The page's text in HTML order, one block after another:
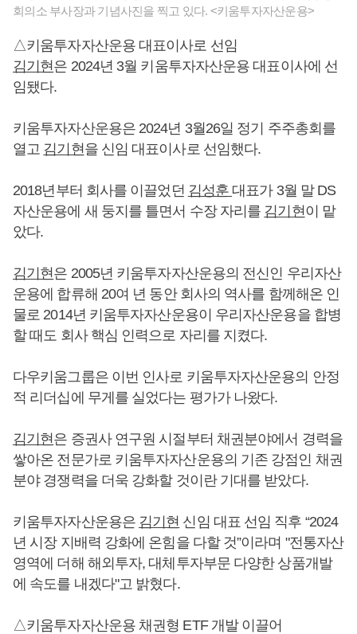
회의소 부사장과 기념사진을 찍고 있다. <키움투자자산운용>
△키움투자자산운용 대표이사로 선임
김기현은 2024년 3월 키움투자자산운용 대표이사에 선
임됐다.
키움투자자산운용은 2024년 3월26일 정기 주주총회를
열고 김기현을 신임 대표이사로 선임했다.
2018년부터 회사를 이끌었던 김성훈 대표가 3월 말 DS
자산운용에 새 둥지를 틀면서 수장 자리를 김기현이 맡
았다.
김기현은 2005년 키움투자자산운용의 전신인 우리자산
운용에 합류해 20여 년 동안 회사의 역사를 함께해온 인
물로 2014년 키움투자자산운용이 우리자산운용을 합병
할 때도 회사 핵심 인력으로 자리를 지켰다.
다우키움그룹은 이번 인사로 키움투자자산운용의 안정
적 리더십에 무게를 실었다는 평가가 나왔다.
김기현은 증권사 연구원 시절부터 채권분야에서 경력을
쌓아온 전문가로 키움투자자산운용의 기존 강점인 채권
분야 경쟁력을 더욱 강화할 것이란 기대를 받았다.
키움투자자산운용은 김기현 신임 대표 선임 직후 “2024
년 시장 지배력 강화에 온힘을 다할 것”이라며 "전통자산
영역에 더해 해외투자, 대체투자부문 다양한 상품개발
에 속도를 내겠다"고 밝혔다.
△키움투자자산운용 채권형 ETF 개발 이끌어